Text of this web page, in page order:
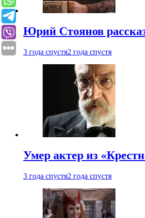
Юрий Стоянов
3 года спустя2 года спустя
Умер актер из
3 года спустя2 года спустя